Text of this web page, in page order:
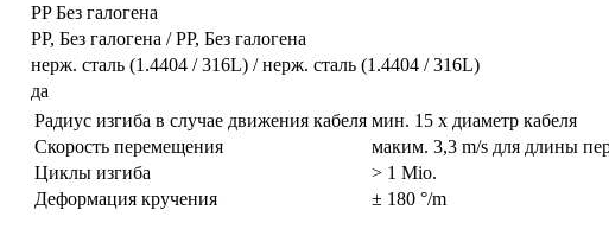
PP Без галогена
PP, Без галогена / PP, Без галогена
нерж. сталь (1.4404 / 316L) / нерж. сталь (1.4404 / 316L)
да
Радиус изгиба в случае движения кабеля мин. 15 x диаметр кабеля
Скорость перемещения
маким. 3,3 m/s для длины
Циклы изгиба
> 1 Mio.
Деформация кручения
± 180 °/m